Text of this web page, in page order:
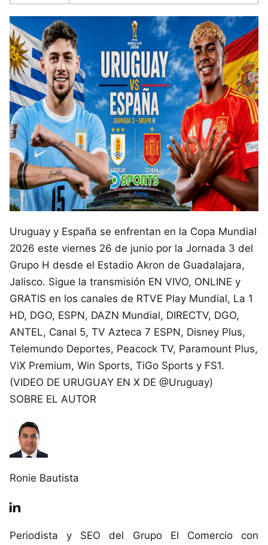
Uruguay y España se enfrentan en la Copa Mundial
2026 este viernes 26 de junio por la Jornada 3 del
Grupo H desde el Estadio Akron de Guadalajara,
Jalisco. Sigue la transmisión EN VIVO, ONLINE y
GRATIS en los canales de RTVE Play Mundial, La 1
HD, DGO, ESPN, DAZN Mundial, DIRECTV, DGO,
ANTEL, Canal 5, TV Azteca 7 ESPN, Disney Plus,
Telemundo Deportes, Peacock TV, Paramount Plus,
ViX Premium, Win Sports, TiGo Sports y FS1.
(VIDEO DE URUGUAY EN X DE @Uruguay)
SOBRE EL AUTOR
Ronie Bautista
Periodista y SEO del Grupo El Comercio con